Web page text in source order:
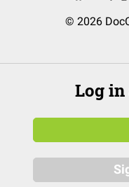
© 2026
Log in